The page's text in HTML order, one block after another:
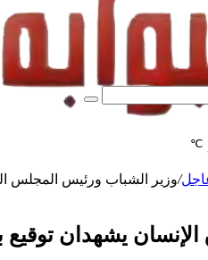
بحث
℃
/وزير الشباب ورئيس المجلس
يشهدان